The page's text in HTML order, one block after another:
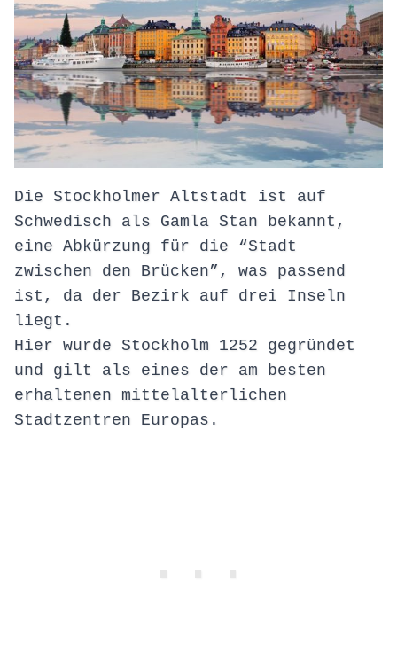
Die Stockholmer Altstadt ist auf
Schwedisch als Gamla Stan bekannt,
eine Abkürzung für die “Stadt
zwischen den Brücken”, was passend
ist, da der Bezirk auf drei Inseln
liegt.
Hier wurde Stockholm 1252 gegründet
und gilt als eines der am besten
erhaltenen mittelalterlichen
Stadtzentren Europas.